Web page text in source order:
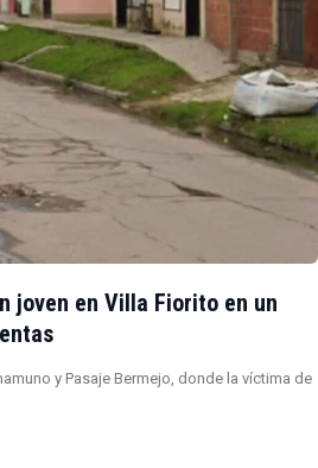
joven en Villa Fiorito en un
y Pasaje Bermejo, donde la víctima de